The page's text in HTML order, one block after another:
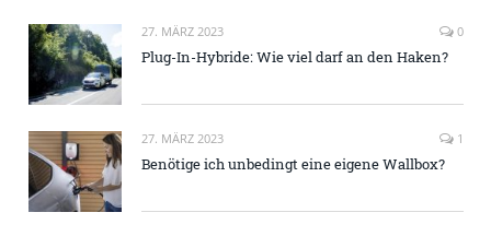
27. MÄRZ 2023 0
Plug-In-Hybride: Wie viel darf an den Haken?
27. MÄRZ 2023 1
Benötige ich unbedingt eine eigene Wallbox?